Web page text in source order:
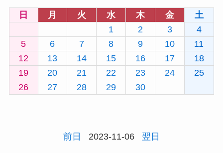
日 月 火 水 木 金
土
1
2 3
4
5
6 7 8 9 10
11
12
13 14 15 16 17
18
19
20 21 22 23 24
25
26
27 28 29 30
前日 2023-11-06 翌日